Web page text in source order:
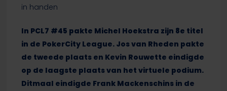
in handen
In PCL7 #45 pakte Michel Hoekstra zijn 8e titel
in de PokerCity League. Jos van Rheden pakte
de tweede plaats en Kevin Rouwette eindigde
op de laagste plaats van het virtuele podium.
Ditmaal eindigde Frank Mackenschins in de